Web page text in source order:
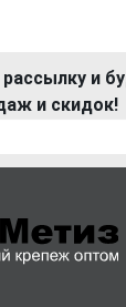
и
и скидок!